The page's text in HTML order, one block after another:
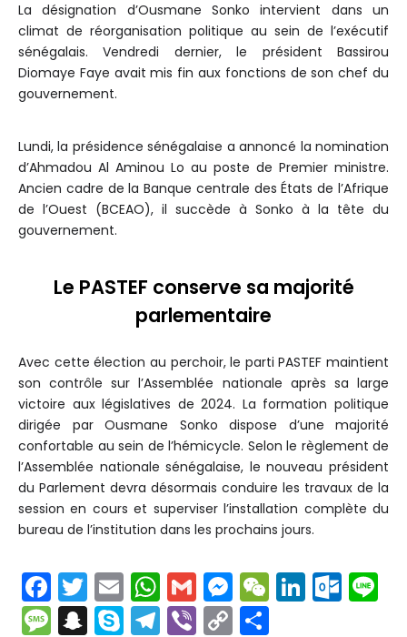
La désignation d’Ousmane Sonko intervient dans un
climat de réorganisation politique au sein de l’exécutif
sénégalais. Vendredi dernier, le président Bassirou
Diomaye Faye avait mis fin aux fonctions de son chef du
gouvernement.
Lundi, la présidence sénégalaise a annoncé la nomination
d’Ahmadou Al Aminou Lo au poste de Premier ministre.
Ancien cadre de la Banque centrale des États de l’Afrique
de l’Ouest (BCEAO), il succède à Sonko à la tête du
gouvernement.
Le PASTEF conserve sa majorité
parlementaire
Avec cette élection au perchoir, le parti PASTEF maintient
son contrôle sur l’Assemblée nationale après sa large
victoire aux législatives de 2024. La formation politique
dirigée par Ousmane Sonko dispose d’une majorité
confortable au sein de l’hémicycle. Selon le règlement de
l’Assemblée nationale sénégalaise, le nouveau président
du Parlement devra désormais conduire les travaux de la
session en cours et superviser l’installation complète du
bureau de l’institution dans les prochains jours.
F
a
T
w
E
m
W
h
G
m
M
e
W Li O
M S S T Vi C